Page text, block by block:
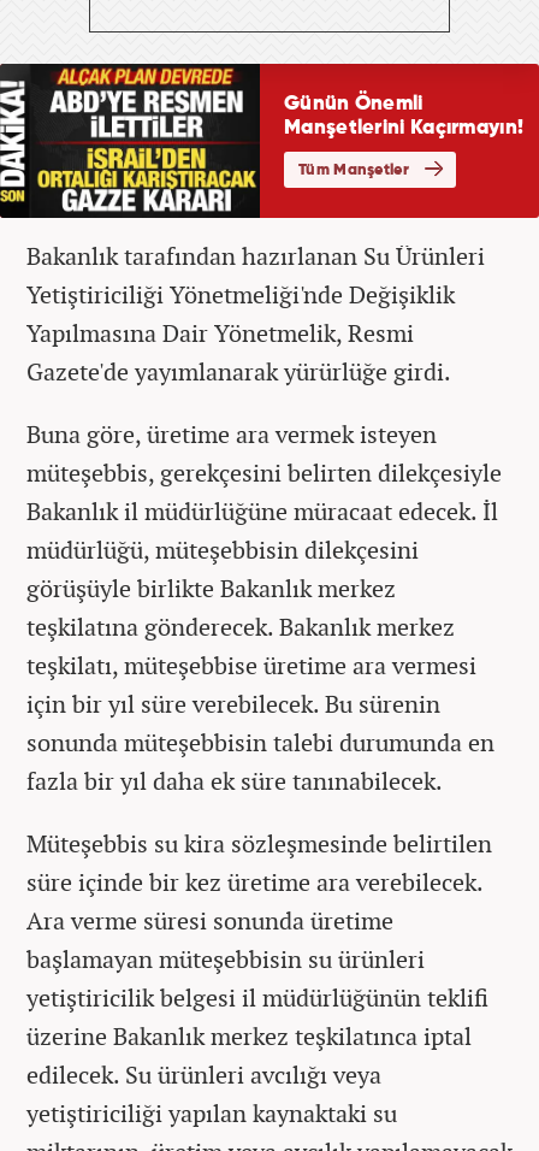
Bakanlık tarafından hazırlanan Su Ürünleri
Yetiştiriciliği Yönetmeliği'nde Değişiklik
Yapılmasına Dair Yönetmelik, Resmi
Gazete'de yayımlanarak yürürlüğe girdi.
Buna göre, üretime ara vermek isteyen
müteşebbis, gerekçesini belirten dilekçesiyle
Bakanlık il müdürlüğüne müracaat edecek. İl
müdürlüğü, müteşebbisin dilekçesini
görüşüyle birlikte Bakanlık merkez
teşkilatına gönderecek. Bakanlık merkez
teşkilatı, müteşebbise üretime ara vermesi
için bir yıl süre verebilecek. Bu sürenin
sonunda müteşebbisin talebi durumunda en
fazla bir yıl daha ek süre tanınabilecek.
Müteşebbis su kira sözleşmesinde belirtilen
süre içinde bir kez üretime ara verebilecek.
Ara verme süresi sonunda üretime
başlamayan müteşebbisin su ürünleri
yetiştiricilik belgesi il müdürlüğünün teklifi
üzerine Bakanlık merkez teşkilatınca iptal
edilecek. Su ürünleri avcılığı veya
yetiştiriciliği yapılan kaynaktaki su